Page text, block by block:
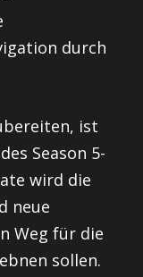
durch
ist
Season 5-
wird die
neue
Weg für die
sollen.